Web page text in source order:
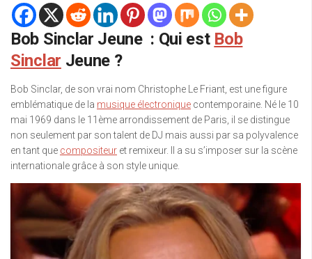
Bob Sinclar Jeune : Qui est Bob
Sinclar Jeune ?
Bob Sinclar, de son vrai nom Christophe Le Friant, est une figure
emblématique de la musique électronique contemporaine. Né le 10
mai 1969 dans le 11ème arrondissement de Paris, il se distingue
non seulement par son talent de DJ mais aussi par sa polyvalence
en tant que compositeur et remixeur. Il a su s’imposer sur la scène
internationale grâce à son style unique.